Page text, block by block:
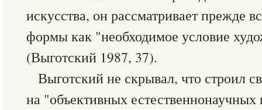
искусства, он рассматривает прежде
формы как "необходимое условие
(Выготский 1987, 37).
Выготский не скрывал, что строил
на "объективных